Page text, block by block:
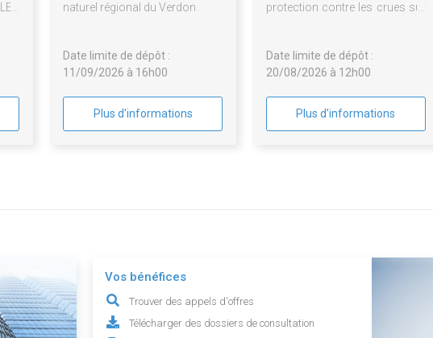
naturel régional du Verdon
Date limite de dépôt :
11/09/2026 à 16h00
Plus d'informations
protection contre les crues sur
Date limite de dépôt :
20/08/2026 à 12h00
Plus d'informations
Vos bénéfices
Trouver des appels d'offres
Télécharger des dossiers de consultation